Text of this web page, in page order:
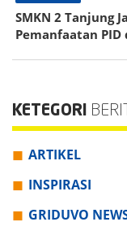
SMKN 2 Tanjung
Pemanfaatan PID
KETEGORI
ARTIKEL
INSPIRASI
GRIDUVO